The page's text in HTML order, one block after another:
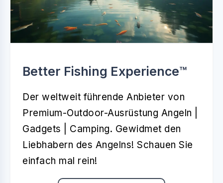
Better Fishing Experience™️
Der weltweit führende Anbieter von
Premium-Outdoor-Ausrüstung Angeln |
Gadgets | Camping. Gewidmet den
Liebhabern des Angelns! Schauen Sie
einfach mal rein!